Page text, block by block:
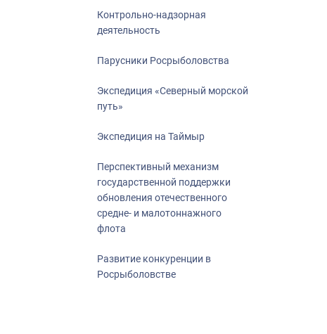
Контрольно-надзорная
деятельность
Парусники Росрыболовства
Экспедиция «Северный морской
путь»
Экспедиция на Таймыр
Перспективный механизм
государственной поддержки
обновления отечественного
средне- и малотоннажного
флота
Развитие конкуренции в
Росрыболовстве